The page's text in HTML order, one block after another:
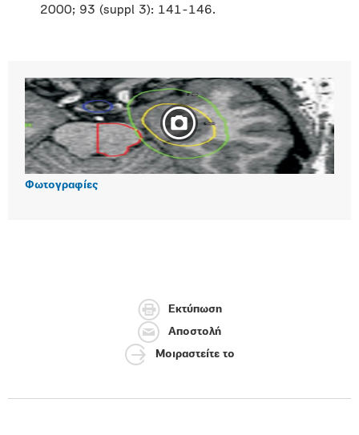
2000; 93 (suppl 3): 141-146.
Φωτογραφίες
Εκτύπωση
Αποστολή
Μοιραστείτε το